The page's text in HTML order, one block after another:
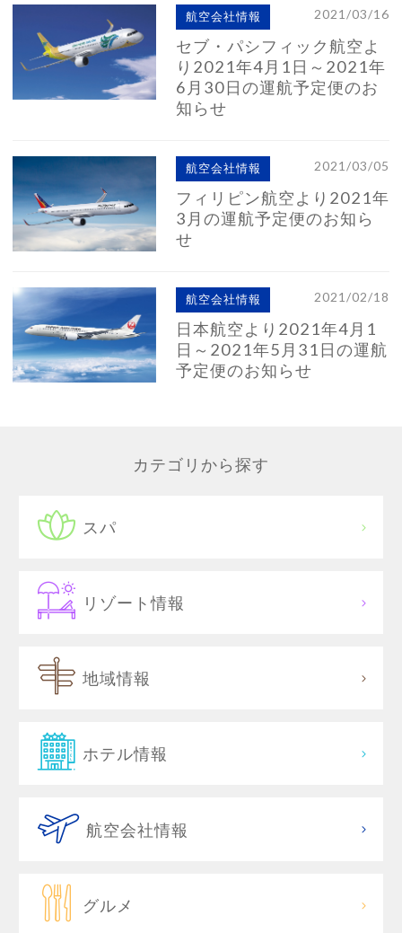
航空会社情報 2021/03/16
セブ・パシフィック航空よ
り2021年4月1日～2021年
6月30日の運航予定便のお
知らせ
航空会社情報 2021/03/05
フィリピン航空より2021年
3月の運航予定便のお知ら
せ
航空会社情報 2021/02/18
日本航空より2021年4月1
日～2021年5月31日の運航
予定便のお知らせ
カテゴリから探す
スパ
リゾート情報
地域情報
ホテル情報
航空会社情報
グルメ